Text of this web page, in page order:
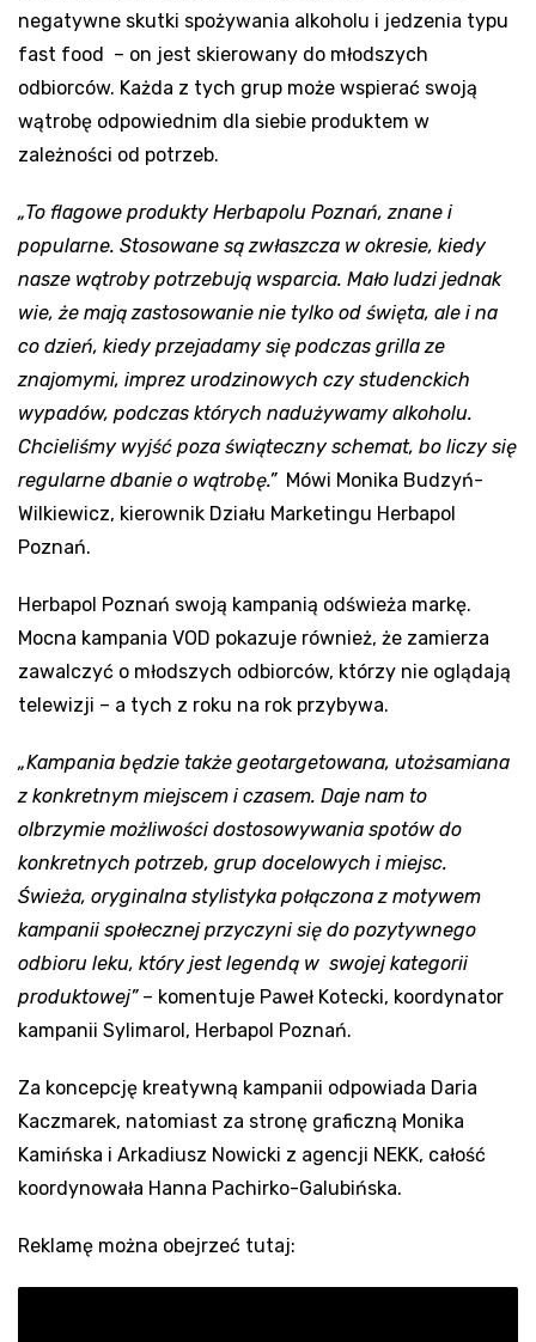
negatywne skutki spożywania alkoholu i jedzenia typu
fast food – on jest skierowany do młodszych
odbiorców. Każda z tych grup może wspierać swoją
wątrobę odpowiednim dla siebie produktem w
zależności od potrzeb.
„To flagowe produkty Herbapolu Poznań, znane i
popularne. Stosowane są zwłaszcza w okresie, kiedy
nasze wątroby potrzebują wsparcia. Mało ludzi jednak
wie, że mają zastosowanie nie tylko od święta, ale i na
co dzień, kiedy przejadamy się podczas grilla ze
znajomymi, imprez urodzinowych czy studenckich
wypadów, podczas których nadużywamy alkoholu.
Chcieliśmy wyjść poza świąteczny schemat, bo liczy się
regularne dbanie o wątrobę.” Mówi Monika Budzyń-
Wilkiewicz, kierownik Działu Marketingu Herbapol
Poznań.
Herbapol Poznań swoją kampanią odświeża markę.
Mocna kampania VOD pokazuje również, że zamierza
zawalczyć o młodszych odbiorców, którzy nie oglądają
telewizji – a tych z roku na rok przybywa.
„Kampania będzie także geotargetowana, utożsamiana
z konkretnym miejscem i czasem. Daje nam to
olbrzymie możliwości dostosowywania spotów do
konkretnych potrzeb, grup docelowych i miejsc.
Świeża, oryginalna stylistyka połączona z motywem
kampanii społecznej przyczyni się do pozytywnego
odbioru leku, który jest legendą w swojej kategorii
produktowej”– komentuje Paweł Kotecki, koordynator
kampanii Sylimarol, Herbapol Poznań.
Za koncepcję kreatywną kampanii odpowiada Daria
Kaczmarek, natomiast za stronę graficzną Monika
Kamińska i Arkadiusz Nowicki z agencji NEKK, całość
koordynowała Hanna Pachirko-Galubińska.
Reklamę można obejrzeć tutaj: